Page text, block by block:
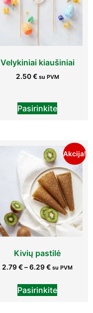
Velykiniai kiaušiniai
2.50€ su PVM
Pasirinkite
Akcija!
Kivių pastilė
2.79€–6.29€ su PVM
Pasirinkite